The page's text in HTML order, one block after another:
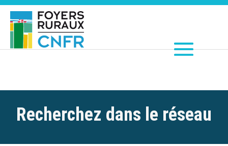
Recherchez dans le réseau